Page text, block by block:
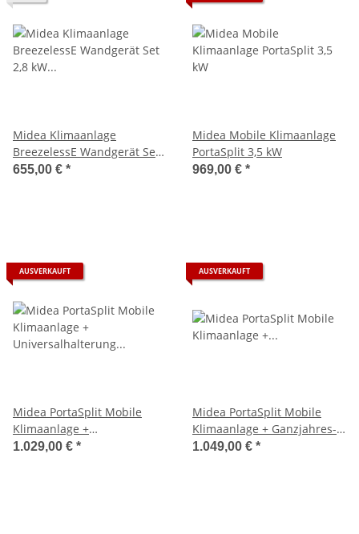
Midea Klimaanlage
BreezelessE Wandgerät Set
2,8 kW bis 3,6 kW
655,00 € *
Midea Mobile Klimaanlage
PortaSplit 3,5 kW
969,00 € *
AUSVERKAUFT
Midea PortaSplit Mobile
Klimaanlage +
Universalhalterung
1.029,00 € *
AUSVERKAUFT
Midea PortaSplit Mobile
Klimaanlage + Ganzjahres-
Fensterabdichtung
1.049,00 € *